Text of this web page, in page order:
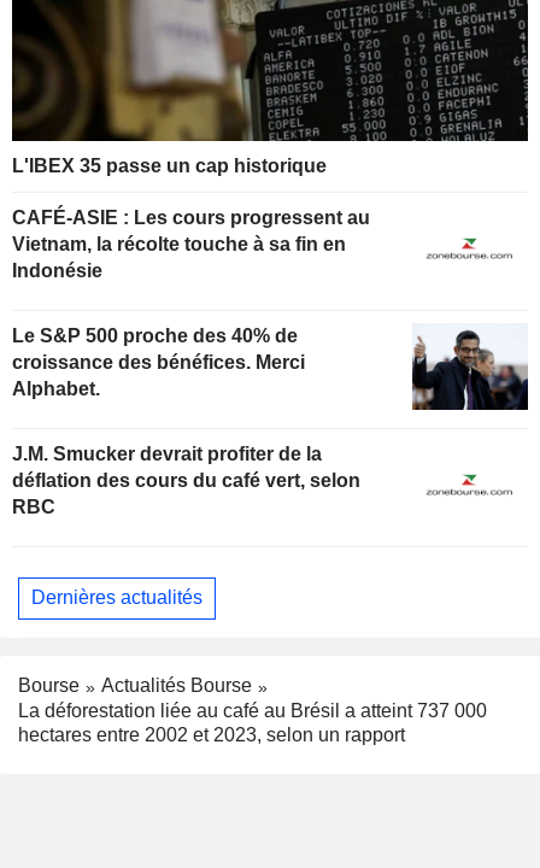
L'IBEX 35 passe un cap historique
CAFÉ-ASIE : Les cours progressent au
Vietnam, la récolte touche à sa fin en
Indonésie
Le S&P 500 proche des 40% de
croissance des bénéfices. Merci
Alphabet.
J.M. Smucker devrait profiter de la
déflation des cours du café vert, selon
RBC
Dernières actualités
Bourse
Actualités Bourse
La déforestation liée au café au Brésil a atteint 737 000
hectares entre 2002 et 2023, selon un rapport